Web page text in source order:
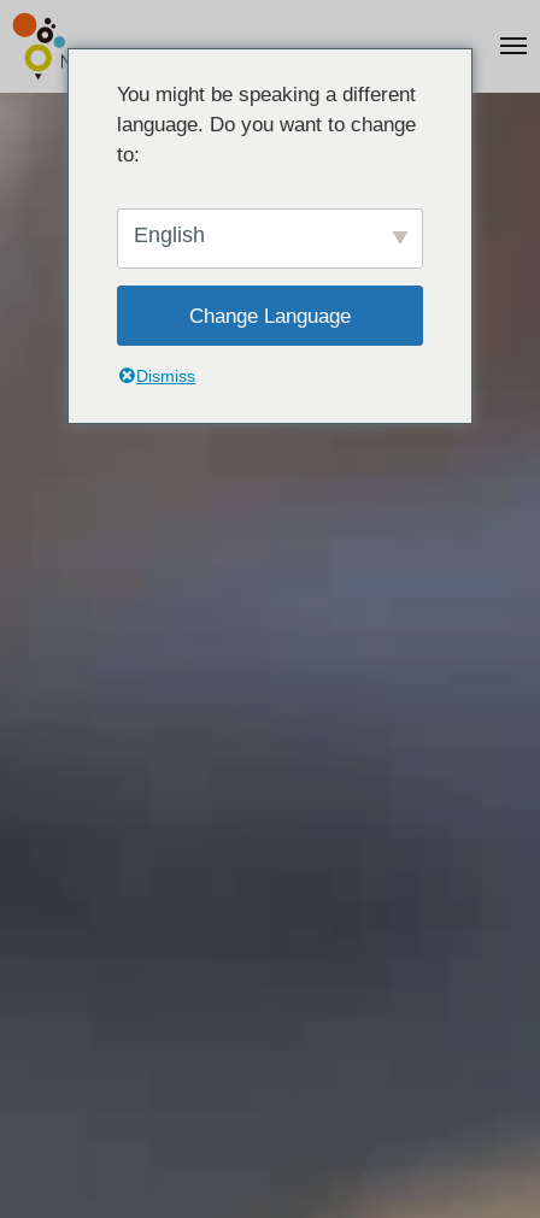
You might be speaking a different
language. Do you want to change
to:
English
Change Language
Dismiss